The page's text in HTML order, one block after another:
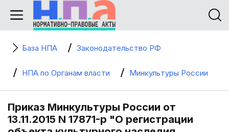
База НПА Законодательство РФ
НПА по Органам власти Минкультуры России
Приказ Минкультуры России от
13.11.2015 N 17871-р "О регистрации